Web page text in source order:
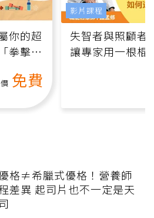
你的超
拳擊有
免費
失智者與照顧者
讓專家用一根棍
影片課程
格≠希臘式優格！營養師
差異 起司片也不一定是天